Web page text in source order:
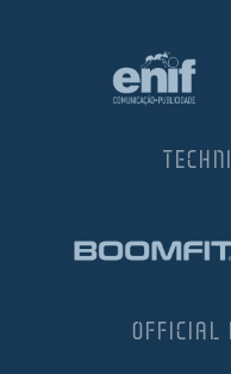
OFFICIAL